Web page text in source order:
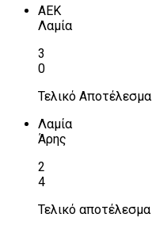
ΑΕΚ
Λαμία
3
0
Τελικό Αποτέλεσμα
Λαμία
Άρης
2
4
Τελικό αποτέλεσμα